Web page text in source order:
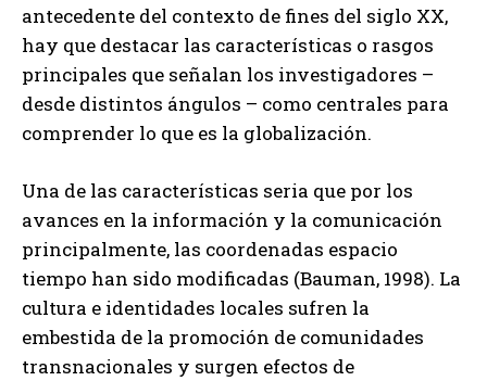
antecedente del contexto de fines del siglo XX,
hay que destacar las características o rasgos
principales que señalan los investigadores –
desde distintos ángulos – como centrales para
comprender lo que es la globalización.
Una de las características seria que por los
avances en la información y la comunicación
principalmente, las coordenadas espacio
tiempo han sido modificadas (Bauman, 1998). La
cultura e identidades locales sufren la
embestida de la promoción de comunidades
transnacionales y surgen efectos de